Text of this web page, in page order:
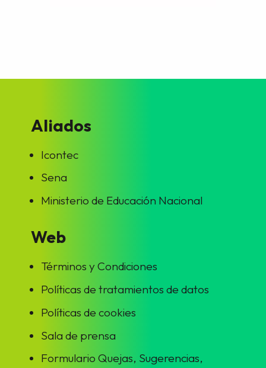
Aliados
Icontec
Sena
Ministerio de Educación Nacional
Web
Términos y Condiciones
Políticas de tratamientos de datos
Políticas de cookies
Sala de prensa
Formulario Quejas, Sugerencias,